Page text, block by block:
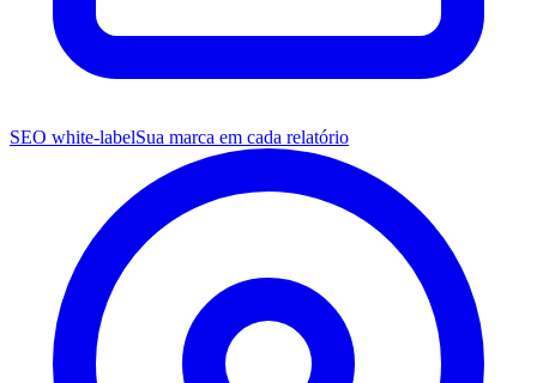
SEO white-labelSua marca em cada relatório